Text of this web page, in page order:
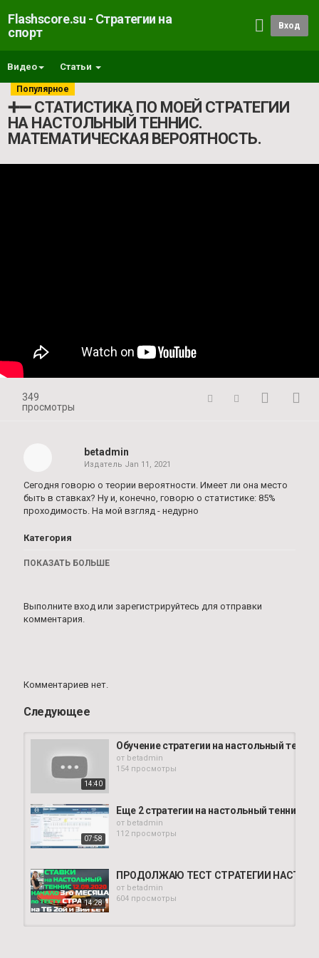
Flashscore.su - Стратегии на
спорт
Вход
Видео Статьи
Популярное
➕➖ СТАТИСТИКА ПО МОЕЙ СТРАТЕГИИ
НА НАСТОЛЬНЫЙ ТЕННИС.
МАТЕМАТИЧЕСКАЯ ВЕРОЯТНОСТЬ.
349
просмотры
betadmin
Издатель Jan 11, 2021
Сегодня говорю о теории вероятности. Имеет ли она место
быть в ставках? Ну и, конечно, говорю о статистике: 85%
проходимость. На мой взгляд - недурно
Категория
ПОКАЗАТЬ БОЛЬШЕ
Выполните вход или зарегистрируйтесь для отправки
комментария.
Комментариев нет.
Следующее
14:40
Обучение стратегии на настольный
от betadmin
154 просмотры
07:58
Еще 2 стратегии на настольный теннис
от betadmin
112 просмотры
14:28
ПРОДОЛЖАЮ ТЕСТ СТРАТЕГИИ
от betadmin
604 просмотры